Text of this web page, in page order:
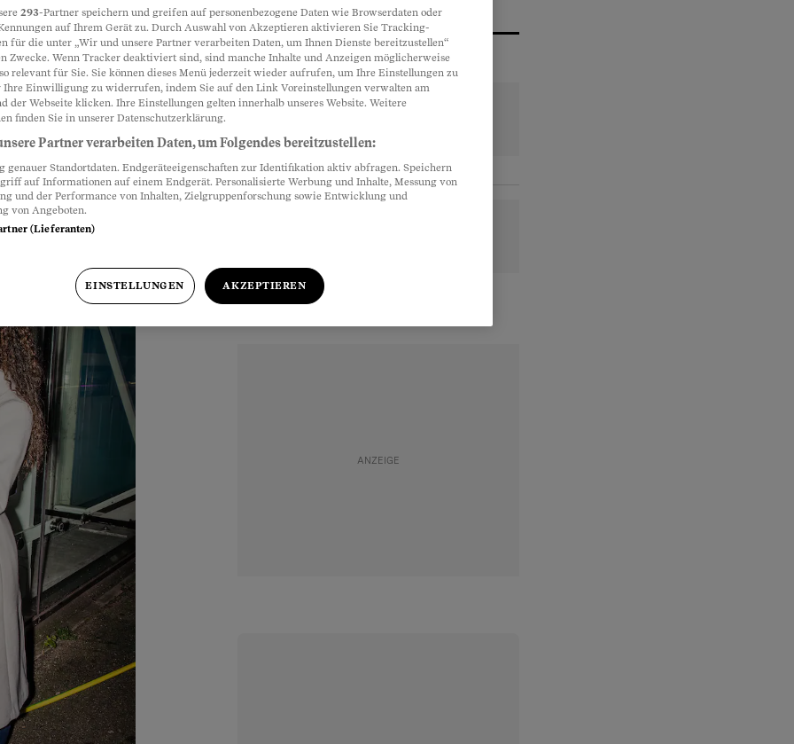
Google, sondern
Partnerinhalte
293-Partner speichern und greifen auf personenbezogene Daten wie Browserdaten oder
auf Ihrem Gerät zu. Durch Auswahl von Akzeptieren aktivieren Sie Tracking-
für die unter „Wir und unsere Partner verarbeiten Daten, um Ihnen Dienste bereitzustellen“
Zwecke. Wenn Tracker deaktiviert sind, sind manche Inhalte und Anzeigen möglicherweise
relevant für Sie. Sie können dieses Menü jederzeit wieder aufrufen, um Ihre Einstellungen zu
Ihre Einwilligung zu widerrufen, indem Sie auf den Link Voreinstellungen verwalten am
der Webseite klicken. Ihre Einstellungen gelten innerhalb unseres Website. Weitere
finden Sie in unserer Datenschutzerklärung.
Partner verarbeiten Daten, um Folgendes bereitzustellen:
genauer Standortdaten. Endgeräteeigenschaften zur Identifikation aktiv abfragen. Speichern
auf Informationen auf einem Endgerät. Personalisierte Werbung und Inhalte, Messung von
und der Performance von Inhalten, Zielgruppenforschung sowie Entwicklung und
von Angeboten.
(Lieferanten)
EINSTELLUNGEN AKZEPTIEREN